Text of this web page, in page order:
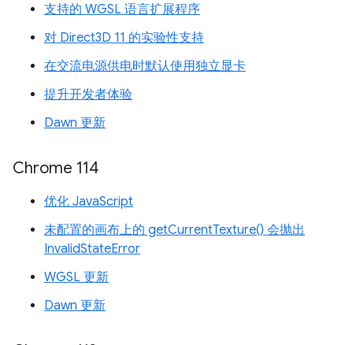
支持的 WGSL 语言扩展程序
对 Direct3D 11 的实验性支持
在交流电源供电时默认使用独立显卡
提升开发者体验
Dawn 更新
Chrome 114
优化 JavaScript
未配置的画布上的 getCurrentTexture() 会抛出
InvalidStateError
WGSL 更新
Dawn 更新